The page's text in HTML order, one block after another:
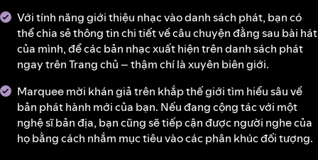
Với tính năng giới thiệu nhạc vào danh sách phát, bạn có
thể chia sẻ thông tin chi tiết về câu chuyện đằng sau bài hát
của mình, để các bản nhạc xuất hiện trên danh sách phát
ngay trên Trang chủ – thậm chí là xuyên biên giới.
Marquee mời khán giả trên khắp thế giới tìm hiểu sâu về
bản phát hành mới của bạn. Nếu đang cộng tác với một
nghệ sĩ bản địa, bạn cũng sẽ tiếp cận được người nghe của
họ bằng cách nhắm mục tiêu vào các phân khúc đối tượng.